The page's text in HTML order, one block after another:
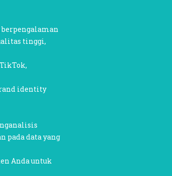
tinggi,
identity
pada data yang
Anda untuk